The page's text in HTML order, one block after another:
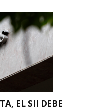
EL SII DEBE